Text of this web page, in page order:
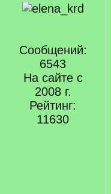
Сообщений:
6543
На сайте с
2008 г.
Рейтинг:
11630